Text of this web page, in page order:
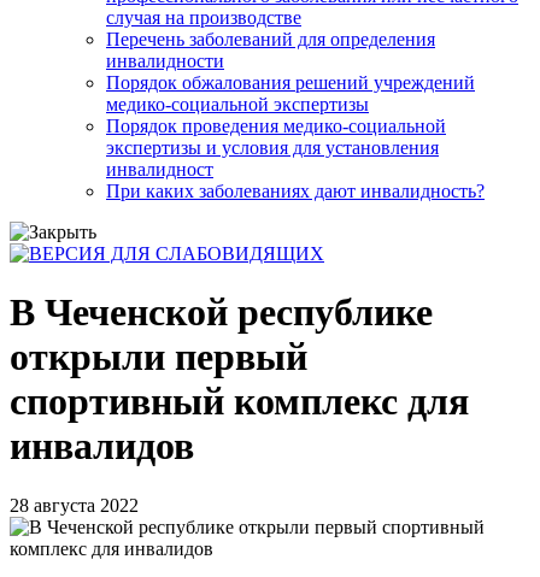
случая на производстве
Перечень заболеваний для определения
инвалидности
Порядок обжалования решений учреждений
медико-социальной экспертизы
Порядок проведения медико-социальной
экспертизы и условия для установления
инвалидност
При каких заболеваниях дают инвалидность?
В Чеченской республике
открыли первый
спортивный комплекс для
инвалидов
28 августа 2022